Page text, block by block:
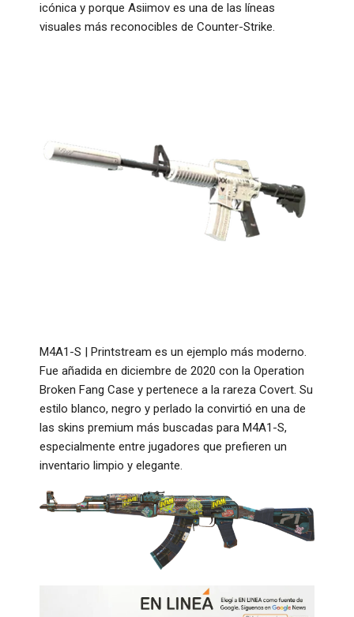
icónica y porque Asiimov es una de las líneas
visuales más reconocibles de Counter-Strike.
M4A1-S | Printstream es un ejemplo más moderno.
Fue añadida en diciembre de 2020 con la Operation
Broken Fang Case y pertenece a la rareza Covert. Su
estilo blanco, negro y perlado la convirtió en una de
las skins premium más buscadas para M4A1-S,
especialmente entre jugadores que prefieren un
inventario limpio y elegante.